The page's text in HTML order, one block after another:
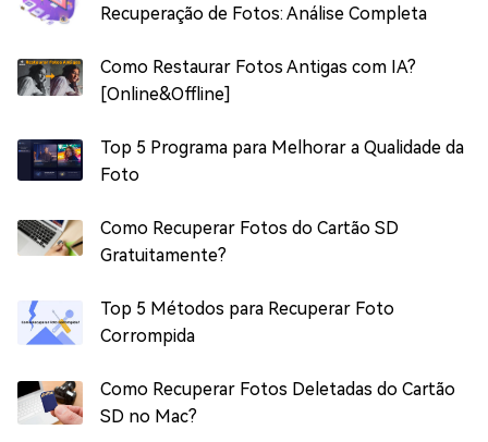
Recuperação de Fotos: Análise Completa
Como Restaurar Fotos Antigas com IA?
[Online&Offline]
Top 5 Programa para Melhorar a Qualidade da
Foto
Como Recuperar Fotos do Cartão SD
Gratuitamente?
Top 5 Métodos para Recuperar Foto
Corrompida
Como Recuperar Fotos Deletadas do Cartão
SD no Mac?